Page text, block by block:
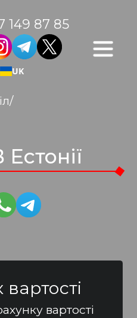
149 87 85
UK
/
вартості